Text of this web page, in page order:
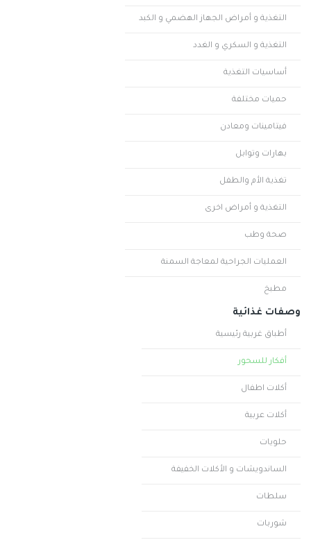
التغذية و أمراض الجهاز الهضمي و الكبد
التغذية و السكري و الغدد
أساسيات التغذية
حميات مختلفة
فيتامينات ومعادن
بهارات وتوابل
تغذية الأم والطفل
التغذية و أمراض اخرى
صحة وطب
العمليات الجراحية لمعاجة السمنة
مطبخ
وصفات غذائية
أطباق غربية رئيسية
أفكار للسحور
أكلات اطفال
أكلات عربية
حلويات
الساندويشات و الأكلات الخفيفة
سلطات
شوربات